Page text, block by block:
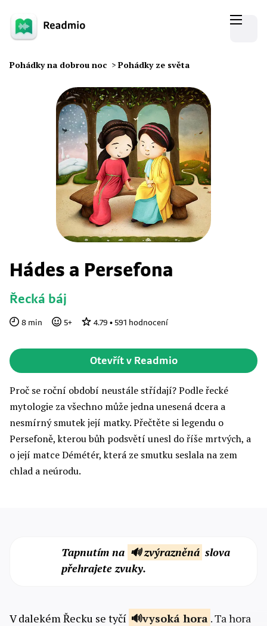
Pohádky na dobrou noc > Pohádky ze světa
Hádes a Persefona
Řecká báj
8 min 5+ 4.79 • 591 hodnocení
Otevřít v Readmio
Proč se roční období neustále střídají? Podle řecké
mytologie za všechno může jedna unesená dcera a
nesmírný smutek její matky. Přečtěte si legendu o
Persefoně, kterou bůh podsvětí unesl do říše mrtvých, a
o její matce Démétér, která ze smutku seslala na zem
chlad a neúrodu.
Tapnutím na 🔊 zvýrazněná slova
přehrajete zvuky.
V dalekém Řecku se tyčí vysoká hora . Ta hora